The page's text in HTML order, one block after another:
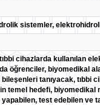
sistemler,
cihazlarda kullanılan
öğrenciler, biyomedikal
tanıyacak, tıbbi
temel hedefi,
yapabilen, test edebilen